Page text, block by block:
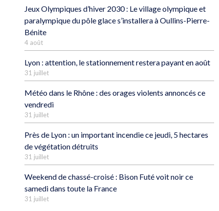
Jeux Olympiques d’hiver 2030 : Le village olympique et
paralympique du pôle glace s’installera à Oullins-Pierre-
Bénite
4 août
Lyon : attention, le stationnement restera payant en août
31 juillet
Météo dans le Rhône : des orages violents annoncés ce
vendredi
31 juillet
Près de Lyon : un important incendie ce jeudi, 5 hectares
de végétation détruits
31 juillet
Weekend de chassé-croisé : Bison Futé voit noir ce
samedi dans toute la France
31 juillet